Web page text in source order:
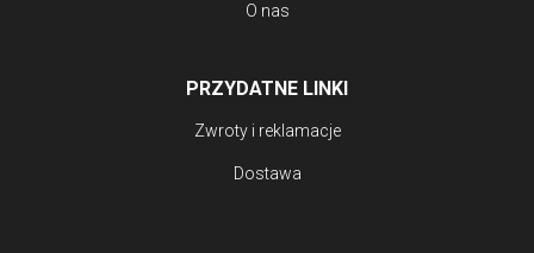
O nas
PRZYDATNE LINKI
Zwroty i reklamacje
Dostawa